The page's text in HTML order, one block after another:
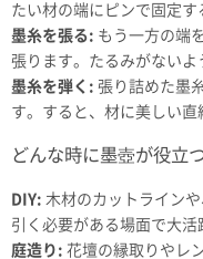
たい材の端にピンで固定す
墨糸を張る: もう一方の端
張ります。たるみがないよ
墨糸を弾く: 張り詰めた墨
す。すると、材に美しい直
どんな時に墨壺が役立
DIY: 木材のカットライン
引く必要がある場面で大活
庭造り: 花壇の縁取りやレ